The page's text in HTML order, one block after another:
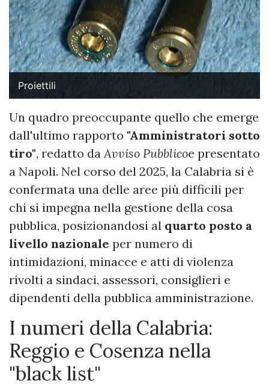
Proiettili
Un quadro preoccupante quello che emerge
dall'ultimo rapporto "Amministratori sotto
tiro", redatto daAvviso Pubblicoe presentato
a Napoli. Nel corso del 2025, la Calabria si è
confermata una delle aree più difficili per
chi si impegna nella gestione della cosa
pubblica, posizionandosi al quarto posto a
livello nazionale per numero di
intimidazioni, minacce e atti di violenza
rivolti a sindaci, assessori, consiglieri e
dipendenti della pubblica amministrazione.
I numeri della Calabria:
Reggio e Cosenza nella
"black list"